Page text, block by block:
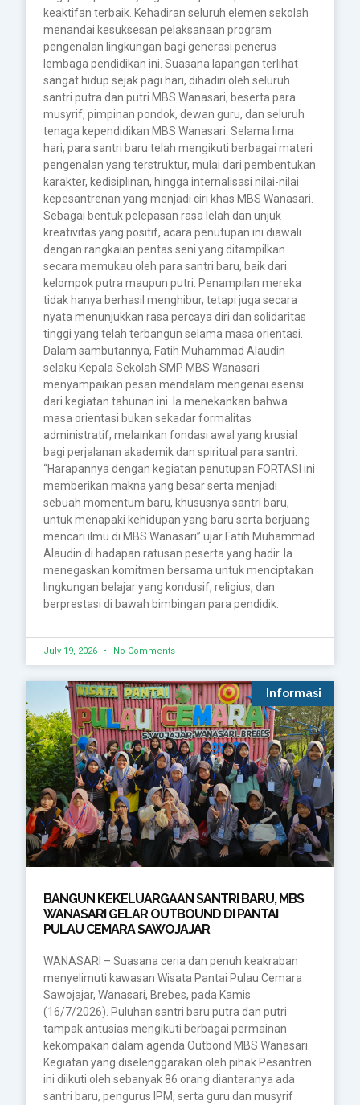
keaktifan terbaik. Kehadiran seluruh elemen sekolah
menandai kesuksesan pelaksanaan program
pengenalan lingkungan bagi generasi penerus
lembaga pendidikan ini. Suasana lapangan terlihat
sangat hidup sejak pagi hari, dihadiri oleh seluruh
santri putra dan putri MBS Wanasari, beserta para
musyrif, pimpinan pondok, dewan guru, dan seluruh
tenaga kependidikan MBS Wanasari. Selama lima
hari, para santri baru telah mengikuti berbagai materi
pengenalan yang terstruktur, mulai dari pembentukan
karakter, kedisiplinan, hingga internalisasi nilai-nilai
kepesantrenan yang menjadi ciri khas MBS Wanasari.
Sebagai bentuk pelepasan rasa lelah dan unjuk
kreativitas yang positif, acara penutupan ini diawali
dengan rangkaian pentas seni yang ditampilkan
secara memukau oleh para santri baru, baik dari
kelompok putra maupun putri. Penampilan mereka
tidak hanya berhasil menghibur, tetapi juga secara
nyata menunjukkan rasa percaya diri dan solidaritas
tinggi yang telah terbangun selama masa orientasi.
Dalam sambutannya, Fatih Muhammad Alaudin
selaku Kepala Sekolah SMP MBS Wanasari
menyampaikan pesan mendalam mengenai esensi
dari kegiatan tahunan ini. Ia menekankan bahwa
masa orientasi bukan sekadar formalitas
administratif, melainkan fondasi awal yang krusial
bagi perjalanan akademik dan spiritual para santri.
“Harapannya dengan kegiatan penutupan FORTASI ini
memberikan makna yang besar serta menjadi
sebuah momentum baru, khususnya santri baru,
untuk menapaki kehidupan yang baru serta berjuang
mencari ilmu di MBS Wanasari” ujar Fatih Muhammad
Alaudin di hadapan ratusan peserta yang hadir. Ia
menegaskan komitmen bersama untuk menciptakan
lingkungan belajar yang kondusif, religius, dan
berprestasi di bawah bimbingan para pendidik.
July 19, 2026 No Comments
Informasi
BANGUN KEKELUARGAAN SANTRI BARU, MBS
WANASARI GELAR OUTBOUND DI PANTAI
PULAU CEMARA SAWOJAJAR
WANASARI – Suasana ceria dan penuh keakraban
menyelimuti kawasan Wisata Pantai Pulau Cemara
Sawojajar, Wanasari, Brebes, pada Kamis
(16/7/2026). Puluhan santri baru putra dan putri
tampak antusias mengikuti berbagai permainan
kekompakan dalam agenda Outbond MBS Wanasari.
Kegiatan yang diselenggarakan oleh pihak Pesantren
ini diikuti oleh sebanyak 86 orang diantaranya ada
santri baru, pengurus IPM, serta guru dan musyrif